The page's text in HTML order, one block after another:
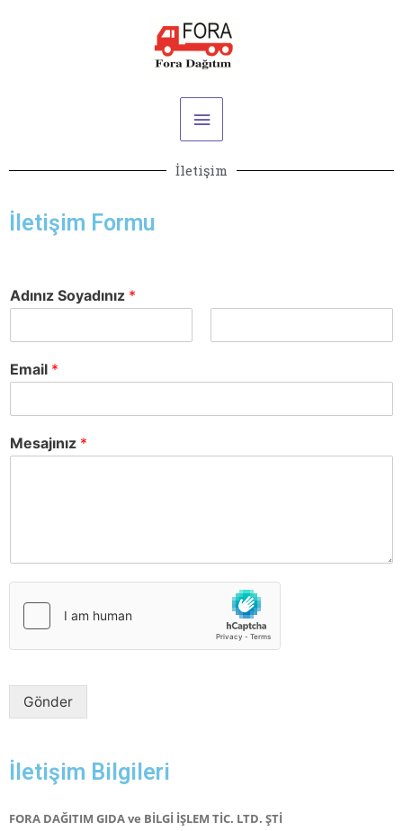
Main
Menu
İletişim
İletişim Formu
Adınız Soyadınız *
Email *
Mesajınız *
Gönder
İletişim Bilgileri
FORA DAĞITIM GIDA ve BİLGİ İŞLEM TİC. LTD. ŞTİ